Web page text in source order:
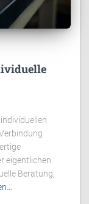
eigentlichen
Beratung,